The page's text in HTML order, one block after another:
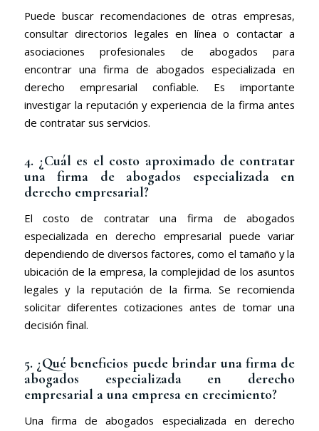
Puede buscar recomendaciones de otras empresas,
consultar directorios legales en línea o contactar a
asociaciones profesionales de abogados para
encontrar una firma de abogados especializada en
derecho empresarial confiable. Es importante
investigar la reputación y experiencia de la firma antes
de contratar sus servicios.
4. ¿Cuál es el costo aproximado de contratar
una firma de abogados especializada en
derecho empresarial?
El costo de contratar una firma de abogados
especializada en derecho empresarial puede variar
dependiendo de diversos factores, como el tamaño y la
ubicación de la empresa, la complejidad de los asuntos
legales y la reputación de la firma. Se recomienda
solicitar diferentes cotizaciones antes de tomar una
decisión final.
5. ¿Qué beneficios puede brindar una firma de
abogados especializada en derecho
empresarial a una empresa en crecimiento?
Una firma de abogados especializada en derecho